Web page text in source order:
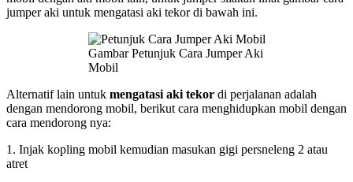
jumper aki untuk mengatasi aki tekor di bawah ini.
Gambar Petunjuk Cara Jumper Aki
Mobil
Alternatif lain untuk mengatasi aki tekor di perjalanan adalah
dengan mendorong mobil, berikut cara menghidupkan mobil dengan
cara mendorong nya:
1. Injak kopling mobil kemudian masukan gigi persneleng 2 atau
atret